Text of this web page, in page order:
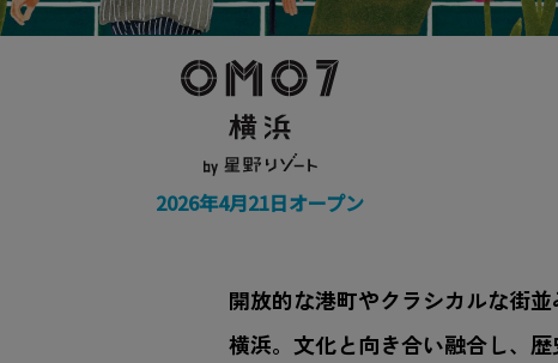
2026年4月21日オープン
開放的な港町やクラシカルな街
横浜。文化と向き合い融合し、